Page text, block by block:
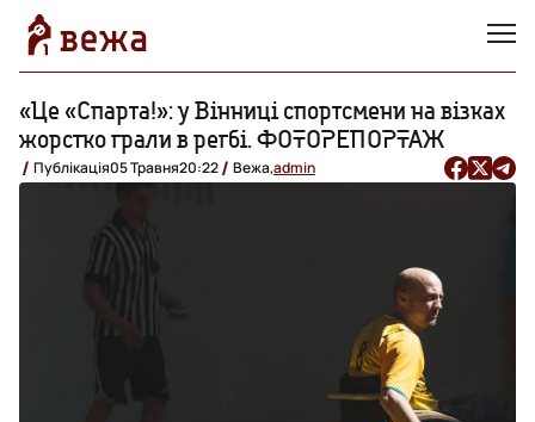
«Це «Спарта!»: у Вінниці спортсмени на візках
жорстко грали в регбі. ФОТОРЕПОРТАЖ
Публікація05 Травня20:22 Вежа,admin